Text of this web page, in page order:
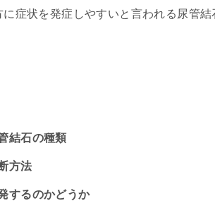
に症状を発症しやすいと言われる尿管
結石の種類
方法
するのかどうか